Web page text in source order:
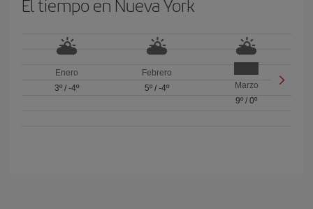
El tiempo en Nueva York
Enero
3º/ -4º
Febrero
5º/ -4º
Marzo
9º /0º